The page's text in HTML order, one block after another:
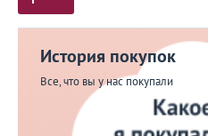
История покупок
Все, что вы у нас покупали